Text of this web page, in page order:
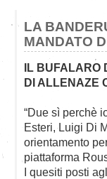
LA
MANDATO
IL BUFALARO
DI ALLENAZE
“Due sì perchè
Esteri, Luigi Di
orientamento
piattaforma
I quesiti posti